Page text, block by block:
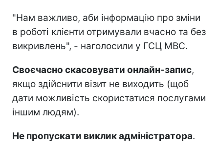
"Нам важливо, аби інформацію про зміни
в роботі клієнти отримували вчасно та без
викривлень", - наголосили у ГСЦ МВС.
Своєчасно скасовувати онлайн-запис,
якщо здійснити візит не виходить (щоб
дати можливість скористатися послугами
іншим людям).
Не пропускати виклик адміністратора.